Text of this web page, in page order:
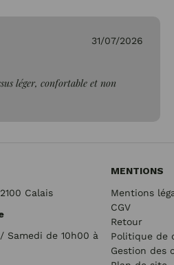
31/07/2026
léger, confortable et non
Calais
Samedi de 10h00 à
MENTIONS
Mentions
CGV
Retour
Politique de
Gestion des